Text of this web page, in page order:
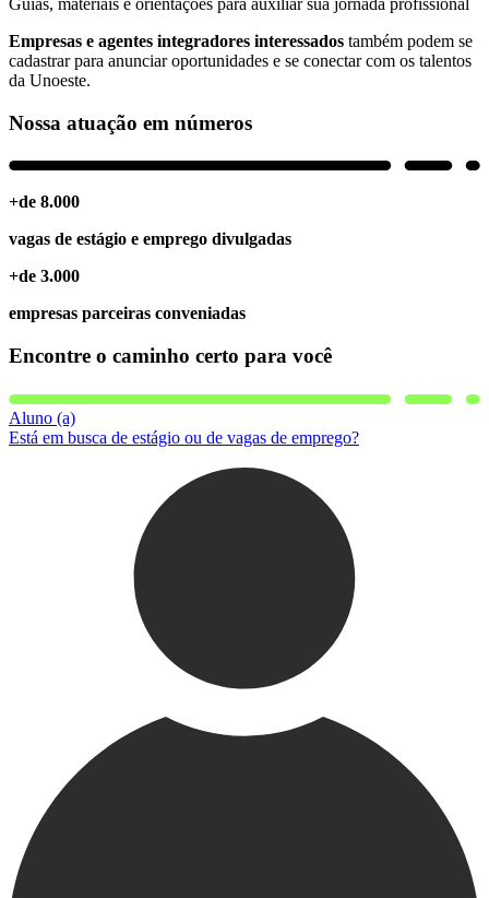
Guias, materiais e orientações para auxiliar sua jornada profissional
Empresas e agentes integradores interessados também podem se
cadastrar para anunciar oportunidades e se conectar com os talentos
da Unoeste.
Nossa atuação em números
+de 8.000
vagas de estágio e emprego divulgadas
+de 3.000
empresas parceiras conveniadas
Encontre o caminho certo para você
Aluno (a)
Está em busca de estágio ou de vagas de emprego?